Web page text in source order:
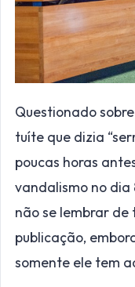
Questionado
tuíte que dizia
poucas horas
vandalismo no dia
não se lembrar
publicação,
somente ele tem